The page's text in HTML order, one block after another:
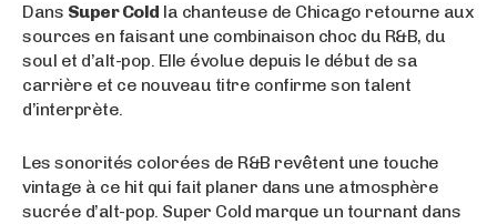
Dans Super Cold la chanteuse de Chicago retourne aux
sources en faisant une combinaison choc du R&B, du
soul et d’alt-pop. Elle évolue depuis le début de sa
carrière et ce nouveau titre confirme son talent
d’interprète.
Les sonorités colorées de R&B revêtent une touche
vintage à ce hit qui fait planer dans une atmosphère
sucrée d’alt-pop. Super Cold marque un tournant dans